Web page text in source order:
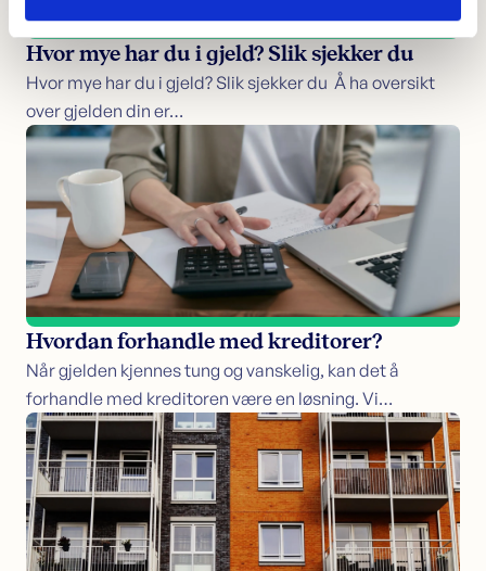
Hvor mye har du i gjeld? Slik sjekker du
Hvor mye har du i gjeld? Slik sjekker du Å ha oversikt
over gjelden din er…
Hvordan forhandle med kreditorer?
Når gjelden kjennes tung og vanskelig, kan det å
forhandle med kreditoren være en løsning. Vi…